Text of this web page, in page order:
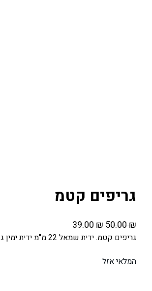
גריפים קטמ
50.00₪
ה
מ
י
39.00 ₪
מ
גריפים קטמ. ידית שמאל 22 מ"מ ידית ימין גז 24 מ"מ
המלאי אזל